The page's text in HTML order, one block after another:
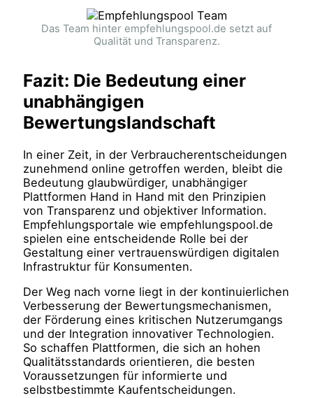
Das Team hinter empfehlungspool.de setzt auf
Qualität und Transparenz.
Fazit: Die Bedeutung einer
unabhängigen
Bewertungslandschaft
In einer Zeit, in der Verbraucherentscheidungen
zunehmend online getroffen werden, bleibt die
Bedeutung glaubwürdiger, unabhängiger
Plattformen Hand in Hand mit den Prinzipien
von Transparenz und objektiver Information.
Empfehlungsportale wie empfehlungspool.de
spielen eine entscheidende Rolle bei der
Gestaltung einer vertrauenswürdigen digitalen
Infrastruktur für Konsumenten.
Der Weg nach vorne liegt in der kontinuierlichen
Verbesserung der Bewertungsmechanismen,
der Förderung eines kritischen Nutzerumgangs
und der Integration innovativer Technologien.
So schaffen Plattformen, die sich an hohen
Qualitätsstandards orientieren, die besten
Voraussetzungen für informierte und
selbstbestimmte Kaufentscheidungen.